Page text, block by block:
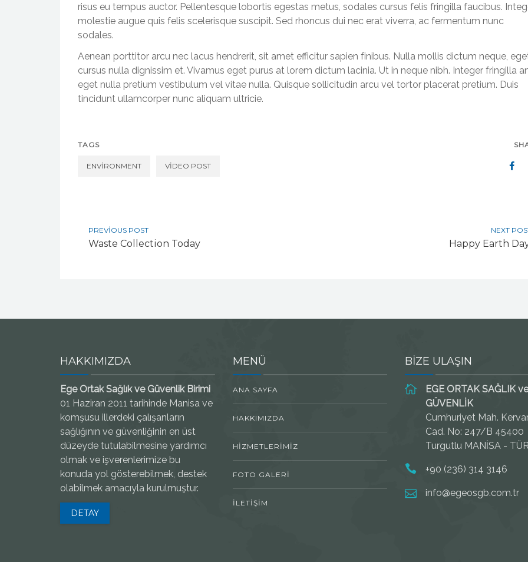
risus eu tempus auctor. Pellentesque lobortis egestas metus, sodales cursus felis fringilla faucibus.
molestie augue quis felis scelerisque suscipit. Sed rhoncus dui nec erat viverra, ac fermentum nunc
sodales.
Aenean porttitor arcu nec lacus hendrerit, sit amet efficitur sapien finibus. Nulla mollis dictum neque,
cursus nulla dignissim et. Vivamus eget purus at lorem dictum lacinia. Ut in neque nibh. Integer fringilla
eget nulla pretium vestibulum vel vitae nulla. Quisque sollicitudin arcu vel tortor placerat pretium. Duis
tincidunt ullamcorper nunc aliquam ultricie.
TAGS
ENVIRONMENT VIDEO POST
PREVIOUS POST
Waste Collection Today
NEXT
Happy Earth
HAKKIMIZDA
Ege Ortak Sağlık ve Güvenlik Birimi
01 Haziran 2011 tarihinde Manisa ve
komşusu illerdeki çalışanların
sağlığının ve güvenliğinin en üst
düzeyde tutulabilmesine yardımcı
olmak ve işverenlerimize bu
konuda yol gösterebilmek, destek
olabilmek amacıyla kurulmuştur.
DETAY
MENÜ
ANA SAYFA
HAKKIMIZDA
HIZMETLERIMIZ
FOTO GALERI
İLETIŞIM
BİZE ULAŞIN
EGE ORTAK SAĞLIK ve
GÜVENLİK
Cumhuriyet Mah.
Cad. No: 247/B 45400
Turgutlu MANİSA -
+90 (236) 314 3146
info@egeosgb.com.tr